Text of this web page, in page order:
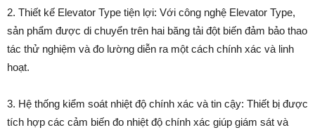
2. Thiết kế Elevator Type tiện lợi: Với công nghệ Elevator Type,
sản phẩm được di chuyển trên hai băng tải đột biến đảm bảo thao
tác thử nghiệm và đo lường diễn ra một cách chính xác và linh
hoạt.
3. Hệ thống kiểm soát nhiệt độ chính xác và tin cậy: Thiết bị được
tích hợp các cảm biến đo nhiệt độ chính xác giúp giám sát và